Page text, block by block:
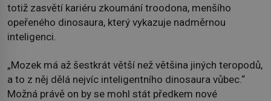
totiž zasvětí kariéru zkoumání troodona, menšího
opeřeného dinosaura, který vykazuje nadměrnou
inteligenci.
„Mozek má až šestkrát větší než většina jiných teropodů,
a to z něj dělá nejvíc inteligentního dinosaura vůbec.“
Možná právě on by se mohl stát předkem nové